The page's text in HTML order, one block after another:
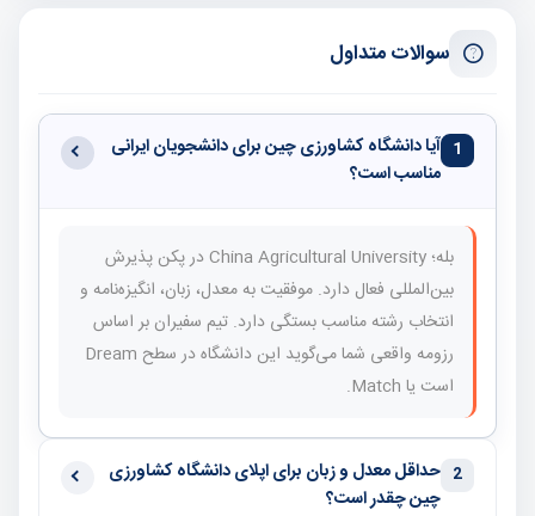
سوالات متداول
1 آیا دانشگاه کشاورزی چین برای دانشجویان ایرانی
مناسب است؟
بله؛ China Agricultural University در پکن پذیرش
بین‌المللی فعال دارد. موفقیت به معدل، زبان، انگیزه‌نامه و
انتخاب رشته مناسب بستگی دارد. تیم سفیران بر اساس
رزومه واقعی شما می‌گوید این دانشگاه در سطح Dream
است یا Match.
2 حداقل معدل و زبان برای اپلای دانشگاه کشاورزی
چین چقدر است؟